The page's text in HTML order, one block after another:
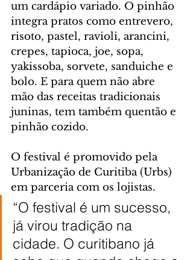
um cardápio variado. O pinhão
integra pratos como entrevero,
risoto, pastel, ravioli, arancini,
crepes, tapioca, joe, sopa,
yakissoba, sorvete, sanduiche e
bolo. E para quem não abre
mão das receitas tradicionais
juninas, tem também quentão e
pinhão cozido.
O festival é promovido pela
Urbanização de Curitiba (Urbs)
em parceria com os lojistas.
“O festival é um sucesso,
já virou tradição na
cidade. O curitibano já